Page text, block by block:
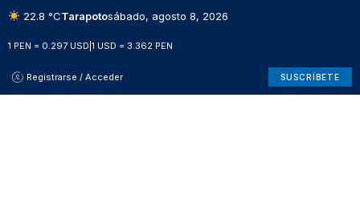
22.8 °CTarapotosábado, agosto 8, 2026
1 PEN = 0.297 USD 1 USD = 3.362 PEN
Registrarse / Acceder SUSCRÍBETE